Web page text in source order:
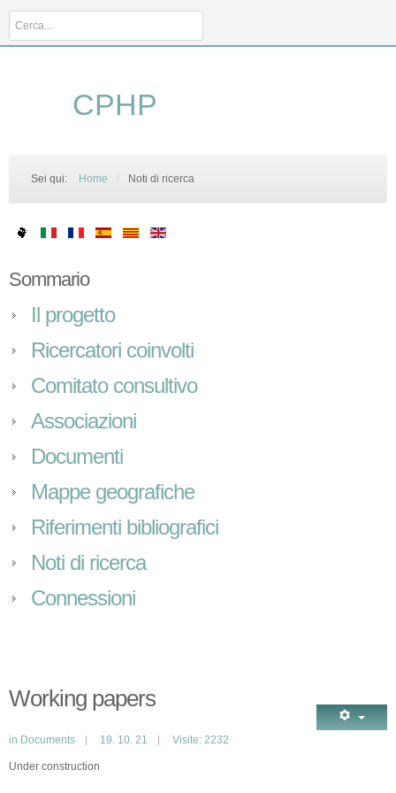
Cerca...
CPHP
Sei qui: Home / Noti di ricerca
Sommario
Il progetto
Ricercatori coinvolti
Comitato consultivo
Associazioni
Documenti
Mappe geografiche
Riferimenti bibliografici
Noti di ricerca
Connessioni
Working papers
in Documents 19. 10. 21 Visite: 2232
Under construction